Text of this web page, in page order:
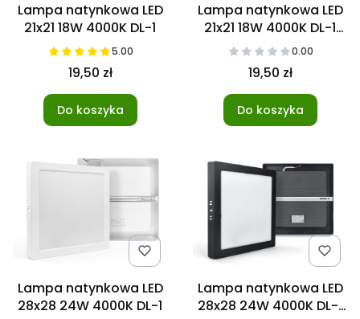
Lampa natynkowa LED
21x21 18W 4000K DL-1
5.00
19,50 zł
Do koszyka
Lampa natynkowa LED
21x21 18W 4000K DL-1
czarna0.00
19,50 zł
Do koszyka
Lampa natynkowa LED
28x28 24W 4000K DL-1
Lampa natynkowa LED
28x28 24W 4000K DL-1